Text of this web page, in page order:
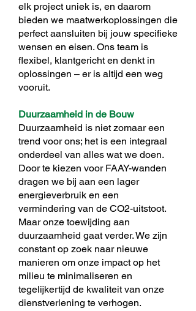
elk project uniek is, en daarom
bieden we maatwerkoplossingen die
perfect aansluiten bij jouw specifieke
wensen en eisen. Ons team is
flexibel, klantgericht en denkt in
oplossingen – er is altijd een weg
vooruit.
Duurzaamheid in de Bouw​
Duurzaamheid is niet zomaar een
trend voor ons; het is een integraal
onderdeel van alles wat we doen.
Door te kiezen voor FAAY-wanden
dragen we bij aan een lager
energieverbruik en een
vermindering van de CO2-uitstoot.
Maar onze toewijding aan
duurzaamheid gaat verder. We zijn
constant op zoek naar nieuwe
manieren om onze impact op het
milieu te minimaliseren en
tegelijkertijd de kwaliteit van onze
dienstverlening te verhogen.